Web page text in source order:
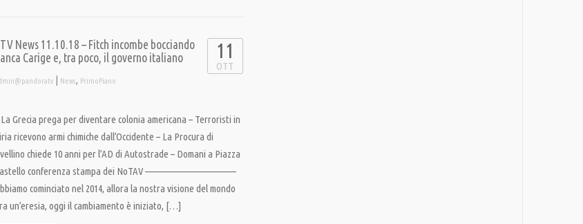
News 11.10.18 – Fitch incombe bocciando
Carige e, tra poco, il governo italiano
| News, PrimoPiano
11
OTT
Grecia prega per diventare colonia americana – Terroristi in
ricevono armi chimiche dall’Occidente – La Procura di
chiede 10 anni per l’AD di Autostrade – Domani a Piazza
conferenza stampa dei NoTAV ————————————
cominciato nel 2014, allora la nostra visione del mondo
un’eresia, oggi il cambiamento è iniziato, […]